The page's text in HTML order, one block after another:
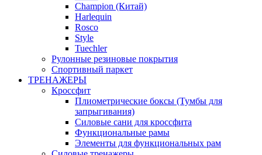
Champion (Китай)
Harlequin
Rosco
Style
Tuechler
Рулонные резиновые покрытия
Спортивный паркет
ТРЕНАЖЕРЫ
Кроссфит
Плиометрические боксы (Тумбы для
запрыгивания)
Силовые сани для кроссфита
Функциональные рамы
Элементы для функциональных рам